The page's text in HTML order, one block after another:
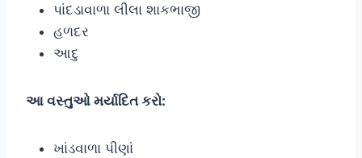
પાંદડાવાળા લીલા શાકભાજી
હળદર
આદુ
આ વસ્તુઓ મર્યાદિત કરો:
ખાંડવાળા પીણાં